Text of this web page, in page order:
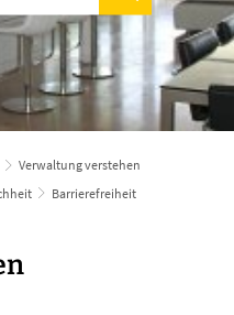
Verwaltung verstehen
Barrierefreiheit